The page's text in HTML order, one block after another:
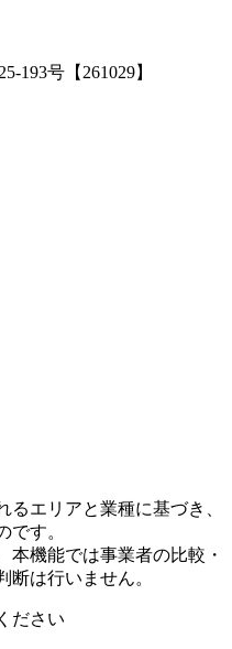
193号【261029】
エリアと業種に基づき、
です。
本機能では事業者の比較・
は行いません。
ださい